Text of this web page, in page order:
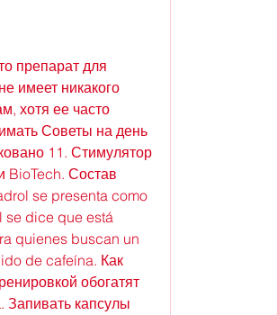
препарат для
имеет никакого
хотя ее часто
Советы на день
11. Стимулятор
BioTech. Состав
se presenta como
se dice que está
quienes buscan un
de cafeína. Как
обогатят
Запивать капсулы